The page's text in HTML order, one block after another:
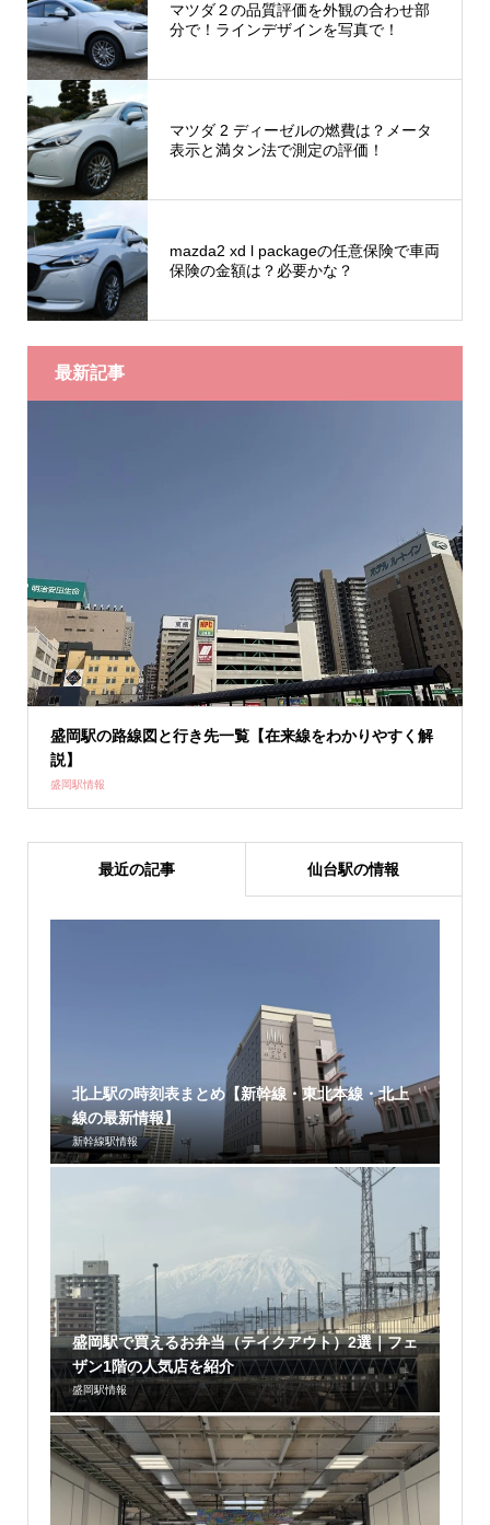
マツダ２の品質評価を外観の合わせ部
分で！ラインデザインを写真で！
マツダ 2 ディーゼルの燃費は？メータ
表示と満タン法で測定の評価！
mazda2 xd l packageの任意保険で車両
保険の金額は？必要かな？
最新記事
盛岡駅の路線図と行き先一覧【在来線をわかりやすく解
説】
盛岡駅情報
最近の記事 仙台駅の情報
北上駅の時刻表まとめ【新幹線・東北本線・北上
線の最新情報】
新幹線駅情報
盛岡駅で買えるお弁当（テイクアウト）2選｜フェ
ザン1階の人気店を紹介
盛岡駅情報